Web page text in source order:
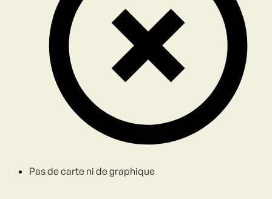
Pas de carte ni de graphique